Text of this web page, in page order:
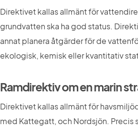
Direktivet kallas allmänt för
grundvatten ska ha god status.
annat planera åtgärder för de
ekologisk, kemisk eller kvantitativ
Ramdirektiv om en marin
Direktivet kallas allmänt för
med Kattegatt, och Nordsjön. Precis